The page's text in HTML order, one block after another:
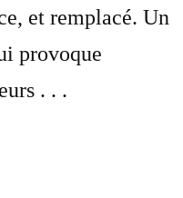
et remplacé. Un
provoque
. . .